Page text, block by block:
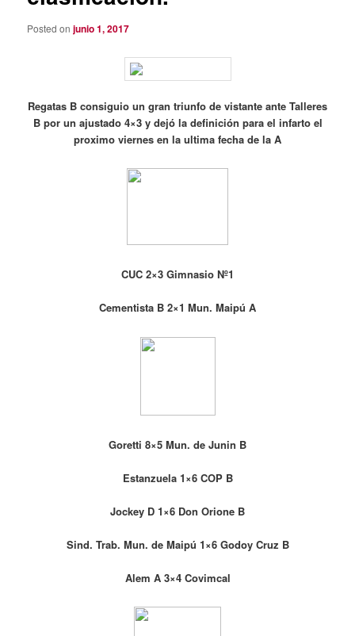
Posted onjunio 1, 2017
Regatas B consiguio un gran triunfo de vistante ante Talleres
B por un ajustado 4×3 y dejó la definición para el infarto el
proximo viernes en la ultima fecha de la A
CUC 2×3 Gimnasio Nº1
Cementista B 2×1 Mun. Maipú A
Goretti 8×5 Mun. de Junin B
Estanzuela 1×6 COP B
Jockey D 1×6 Don Orione B
Sind. Trab. Mun. de Maipú 1×6 Godoy Cruz B
Alem A 3×4 Covimcal